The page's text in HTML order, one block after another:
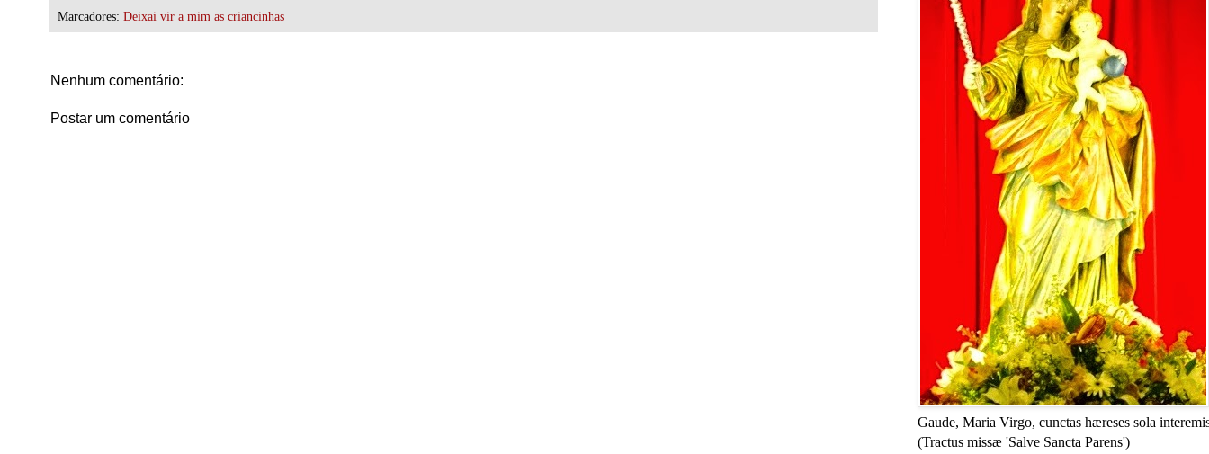
Marcadores: Deixai vir a mim as criancinhas
Nenhum comentário:
Postar um comentário
Gaude, Maria Virgo, cunctas hæreses sola
(Tractus missæ 'Salve Sancta Parens')